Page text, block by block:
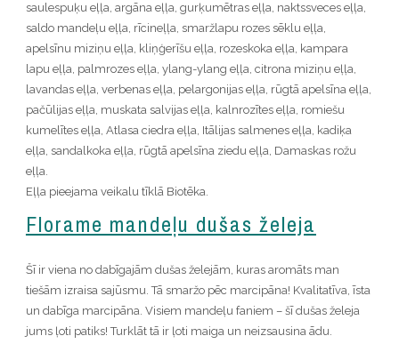
saulespuķu eļļa, argāna eļļa, gurķumētras eļļa, naktssveces eļļa,
saldo mandeļu eļļa, rīcineļļa, smaržlapu rozes sēklu eļļa,
apelsīnu miziņu eļļa, kliņģerīšu eļļa, rozeskoka eļļa, kampara
lapu eļļa, palmrozes eļļa, ylang-ylang eļļa, citrona miziņu eļļa,
lavandas eļļa, verbenas eļļa, pelargonijas eļļa, rūgtā apelsīna eļļa,
pačūlijas eļļa, muskata salvijas eļļa, kalnrozītes eļļa, romiešu
kumelītes eļļa, Atlasa ciedra eļļa, Itālijas salmenes eļļa, kadiķa
eļļa, sandalkoka eļļa, rūgtā apelsīna ziedu eļļa, Damaskas rožu
eļļa.
Eļļa pieejama veikalu tīklā Biotēka.
Florame mandeļu dušas želeja
Šī ir viena no dabīgajām dušas želejām, kuras aromāts man
tiešām izraisa sajūsmu. Tā smaržo pēc marcipāna! Kvalitatīva, īsta
un dabīga marcipāna. Visiem mandeļu faniem – šī dušas želeja
jums ļoti patiks! Turklāt tā ir ļoti maiga un neizsausina ādu.